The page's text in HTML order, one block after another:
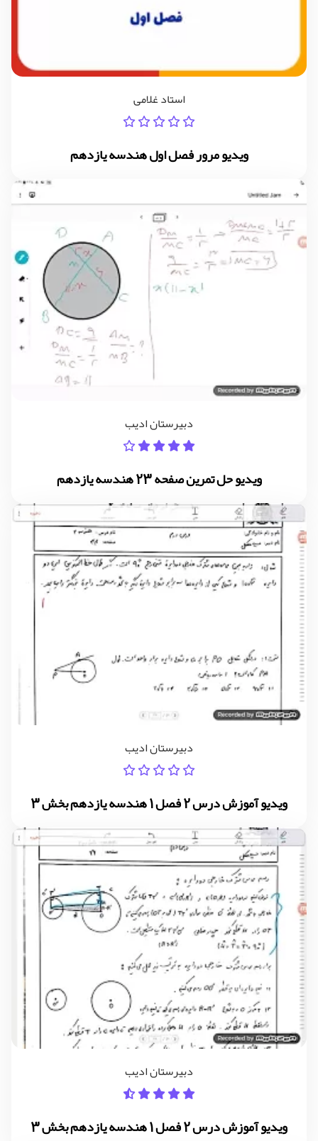
استاد غلامی
ویدیو مرور فصل اول هندسه یازدهم
دبیرستان ادیب
ویدیو حل تمرین صفحه 23 هندسه یازدهم
دبیرستان ادیب
ویدیو آموزش درس 2 فصل 1 هندسه یازدهم بخش 3
دبیرستان ادیب
ویدیو آموزش درس 2 فصل 1 هندسه یازدهم بخش 3